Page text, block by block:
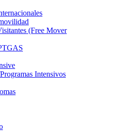
(Free Mover
Intensivos